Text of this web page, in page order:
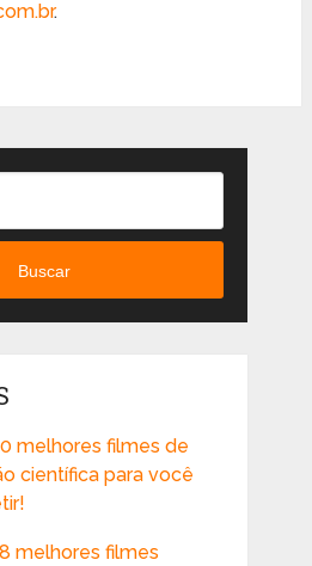
.
Buscar
melhores filmes de
científica para você
melhores filmes